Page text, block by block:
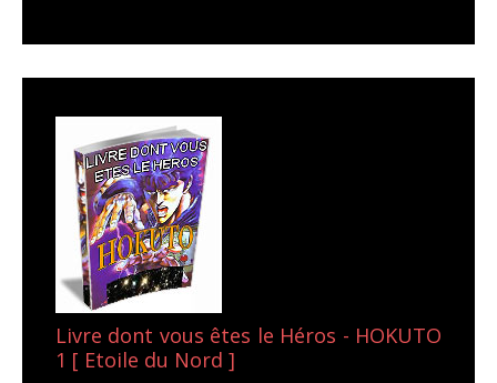
Livre dont vous êtes le Héros - HOKUTO
1 [ Etoile du Nord ]